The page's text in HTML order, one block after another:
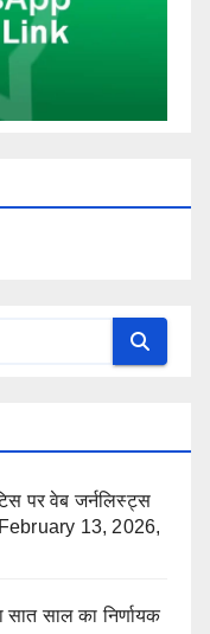
पर वेब जर्नलिस्ट्स
February 13, 2026,
साल का निर्णायक